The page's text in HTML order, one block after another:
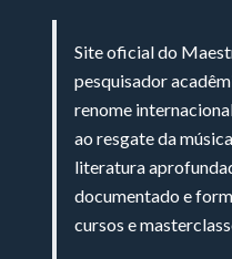
Site oficial do
pesquisador
renome
ao resgate da
literatura
documentado e
cursos e